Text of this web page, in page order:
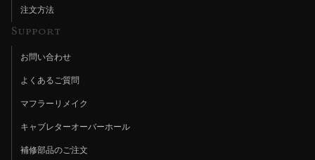
注文方法
Support
お問い合わせ
よくあるご質問
マフラーリメイク
キャブレターオーバーホール
補修部品のご注文